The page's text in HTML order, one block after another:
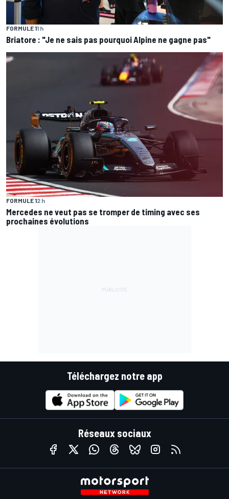
FORMULE 11 h
Briatore : "Je ne sais pas pourquoi Alpine ne gagne pas"
FORMULE 12 h
Mercedes ne veut pas se tromper de timing avec ses
prochaines évolutions
Téléchargez notre app
Réseaux sociaux